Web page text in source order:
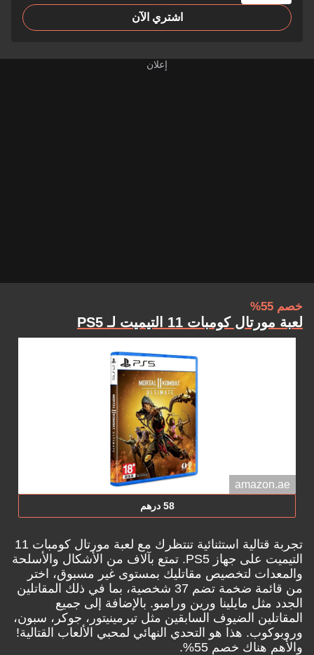
اشتري الآن
خصم 55%
لعبة مورتال كومبات 11 التيميت لـ PS5
amazon.ae
58 درهم
تجربة قتالية استثنائية تنتظرك مع لعبة مورتال كومبات 11
التيميت على جهاز PS5. تمتع بآلاف من الأشكال والأسلحة
والمعدات لتخصيص مقاتليك بمستوى غير مسبوق، اختر
من قائمة ضخمة تضم 37 شخصية، بما في ذلك المقاتلين
الجدد مثل مايلينا ورين ورامبو. بالإضافة إلى جميع
المقاتلين الضيوف السابقين مثل تيرمينيتور، جوكر، سبون،
وروبوكوب. هذا هو التحدي النهائي لمحبي الألعاب القتالية!
والأهم هناك خصم 55%.